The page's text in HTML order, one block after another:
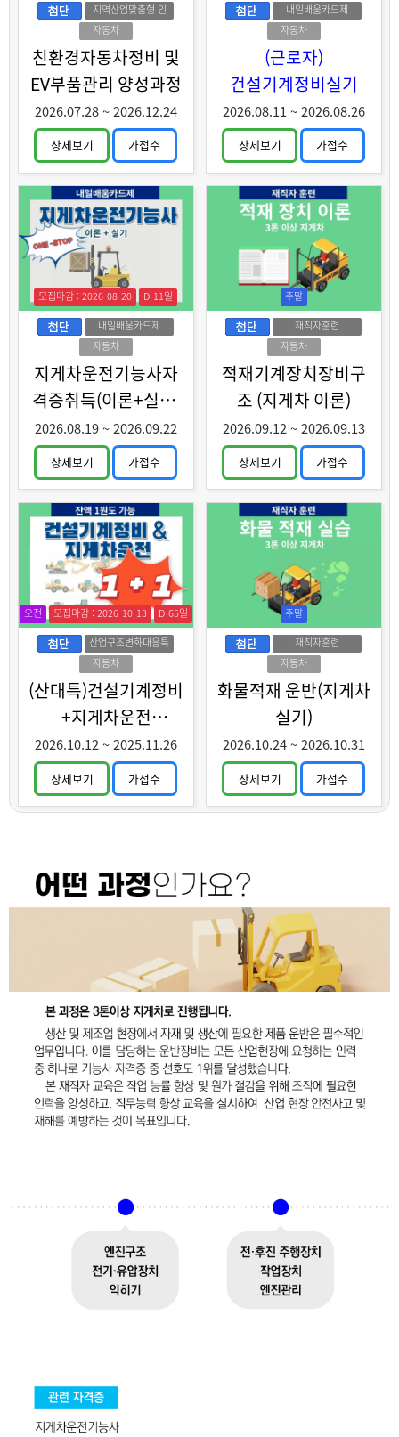
지역산업맞춤형 인
력양성
자동차
친환경자동차정비 및
EV부품관리 양성과정
2026.07.28~2026.12.24
상세보기 가접수
내일배움카드제
자동차
(근로자)
건설기계정비실기
2026.08.11~2026.08.26
상세보기 가접수
모집마감 : 2026-08-20
D-11일
내일배움카드제
자동차
지게차운전기능사자
격증취득(이론+실기)
과정 A
2026.08.19~2026.09.22
상세보기 가접수
주말
재직자훈련
자동차
적재기계장치장비구
조 (지게차 이론)
2026.09.12~2026.09.13
상세보기 가접수
오전 모집마감 : 2026-10-13
D-65일
산업구조변화대응특
화훈련
자동차
(산대특)건설기계정비
+지게차운전
(중장년특화)
2026.10.12~2025.11.26
상세보기 가접수
주말
재직자훈련
자동차
화물적재 운반(지게차
실기)
2026.10.24~2026.10.31
상세보기 가접수